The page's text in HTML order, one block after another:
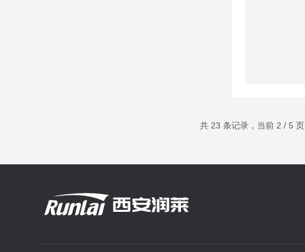
共 23 条记录，当前 2 / 5 页